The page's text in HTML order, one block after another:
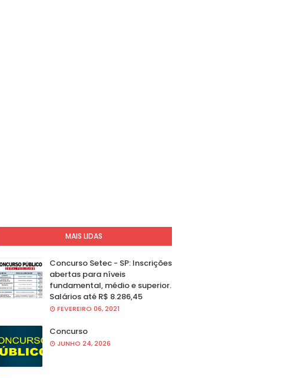
MAIS LIDAS
Concurso Setec - SP: Inscrições
abertas para níveis
fundamental, médio e superior.
Salários até R$ 8.286,45
FEVEREIRO 06, 2021
Concurso
JUNHO 24, 2026